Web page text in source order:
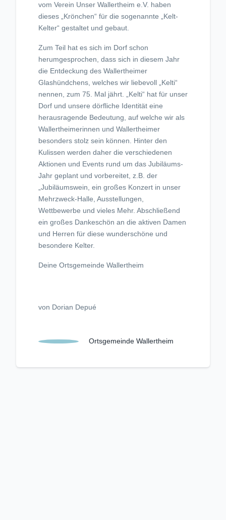
vom Verein Unser Wallertheim e.V. haben
dieses „Krönchen“ für die sogenannte „Kelt-
Kelter“ gestaltet und gebaut.
Zum Teil hat es sich im Dorf schon
herumgesprochen, dass sich in diesem Jahr
die Entdeckung des Wallertheimer
Glashündchens, welches wir liebevoll „Kelti“
nennen, zum 75. Mal jährt. „Kelti“ hat für unser
Dorf und unsere dörfliche Identität eine
herausragende Bedeutung, auf welche wir als
Wallertheimerinnen und Wallertheimer
besonders stolz sein können. Hinter den
Kulissen werden daher die verschiedenen
Aktionen und Events rund um das Jubiläums-
Jahr geplant und vorbereitet, z.B. der
„Jubiläumswein, ein großes Konzert in unser
Mehrzweck-Halle, Ausstellungen,
Wettbewerbe und vieles Mehr. Abschließend
ein großes Dankeschön an die aktiven Damen
und Herren für diese wunderschöne und
besondere Kelter.
Deine Ortsgemeinde Wallertheim
von Dorian Depué
Ortsgemeinde Wallertheim